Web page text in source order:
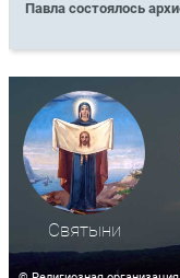
Павла состоялось
Святыни